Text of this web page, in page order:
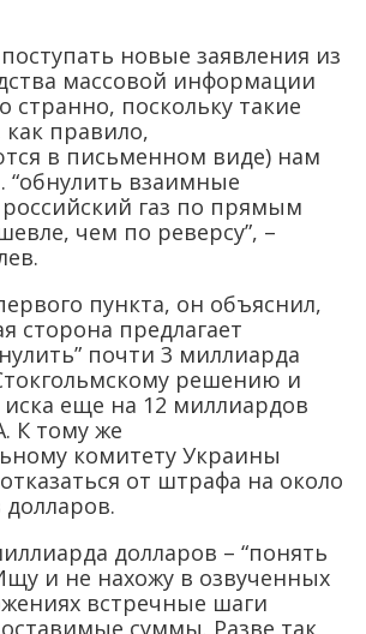
новые заявления из
массовой информации
странно, поскольку такие
правило,
в письменном виде) нам
“обнулить взаимные
российский газ по прямым
чем по реверсу”, –
пункта, он объяснил,
сторона предлагает
почти 3 миллиарда
решению и
иска еще на 12 миллиардов
К тому же
комитету Украины
от штрафа на около
долларов – “понять
и не нахожу в озвученных
встречные шаги
суммы. Разве так